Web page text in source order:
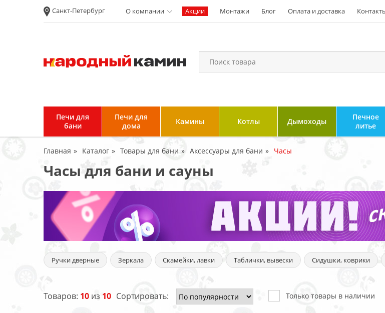
Санкт-Петербург О компании
обработку
персональных
данных
Условия продажи и
возврата товара
Пользовательское
соглашение
Гарантия и возврат
Акции Монтажи Блог Оплата и доставка
Печи для
бани
Печи для
дома
Камины Котлы Дымоходы
Печное
литье
Главная Каталог Товары для бани Аксессуары для бани Часы
Часы для бани и сауны
Ручки дверные Зеркала Скамейки, лавки Таблички, вывески Сидушки, коврики
Товаров: 10 из 10 Сортировать: Только товары в наличии